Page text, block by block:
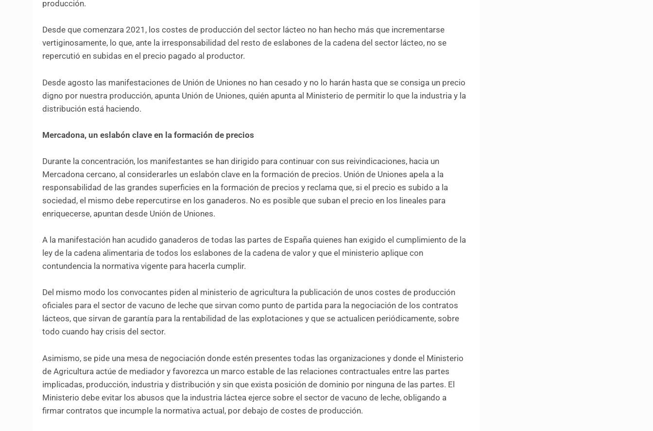
producción.
Desde que comenzara 2021, los costes de producción del sector lácteo no han hecho más que incrementarse
vertiginosamente, lo que, ante la irresponsabilidad del resto de eslabones de la cadena del sector lácteo, no se
repercutió en subidas en el precio pagado al productor.
Desde agosto las manifestaciones de Unión de Uniones no han cesado y no lo harán hasta que se consiga un precio
digno por nuestra producción, apunta Unión de Uniones, quién apunta al Ministerio de permitir lo que la industria y la
distribución está haciendo.
Mercadona, un eslabón clave en la formación de precios
Durante la concentración, los manifestantes se han dirigido para continuar con sus reivindicaciones, hacia un
Mercadona cercano, al considerarles un eslabón clave en la formación de precios. Unión de Uniones apela a la
responsabilidad de las grandes superficies en la formación de precios y reclama que, si el precio es subido a la
sociedad, el mismo debe repercutirse en los ganaderos. No es posible que suban el precio en los lineales para
enriquecerse, apuntan desde Unión de Uniones.
A la manifestación han acudido ganaderos de todas las partes de España quienes han exigido el cumplimiento de la
ley de la cadena alimentaria de todos los eslabones de la cadena de valor y que el ministerio aplique con
contundencia la normativa vigente para hacerla cumplir.
Del mismo modo los convocantes piden al ministerio de agricultura la publicación de unos costes de producción
oficiales para el sector de vacuno de leche que sirvan como punto de partida para la negociación de los contratos
lácteos, que sirvan de garantía para la rentabilidad de las explotaciones y que se actualicen periódicamente, sobre
todo cuando hay crisis del sector.
Asimismo, se pide una mesa de negociación donde estén presentes todas las organizaciones y donde el Ministerio
de Agricultura actúe de mediador y favorezca un marco estable de las relaciones contractuales entre las partes
implicadas, producción, industria y distribución y sin que exista posición de dominio por ninguna de las partes. El
Ministerio debe evitar los abusos que la industria láctea ejerce sobre el sector de vacuno de leche, obligando a
firmar contratos que incumple la normativa actual, por debajo de costes de producción.